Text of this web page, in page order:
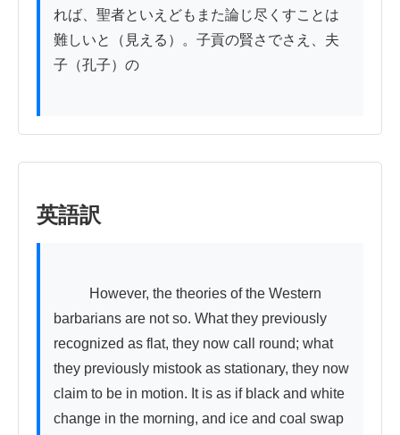
れば、聖者といえどもまた論じ尽くすことは
難しいと（見える）。子貢の賢さでさえ、夫
子（孔子）の
英語訳
barbarians are not so. What they previously
recognized as flat, they now call round; what
they previously mistook as stationary, they now
claim to be in motion. It is as if black and white
change in the morning, and ice and coal swap